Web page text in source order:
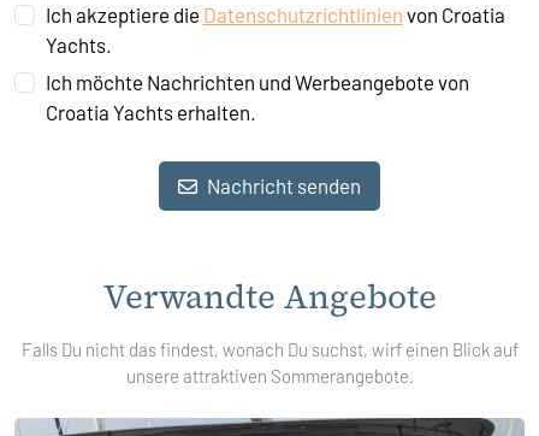
Ich akzeptiere die Datenschutzrichtlinien von Croatia
Yachts.
Ich möchte Nachrichten und Werbeangebote von
Croatia Yachts erhalten.
Nachricht senden
Verwandte Angebote
Falls Du nicht das findest, wonach Du suchst, wirf einen Blick auf
unsere attraktiven Sommerangebote.